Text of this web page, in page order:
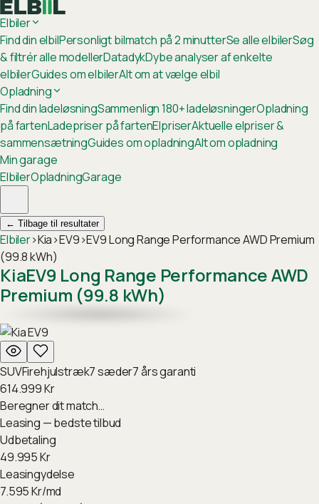
Elbiler
Find din elbilPersonligt bilmatch på 2 minutterSe alle elbilerSøg
& filtrér alle modellerDatadykDybe analyser af enkelte
elbilerGuides om elbilerAlt om at vælge elbil
Opladning
Find din ladeløsningSammenlign 180+ ladeløsningerOpladning
på fartenLadepriser på fartenElpriserAktuelle elpriser &
sammensætningGuides om opladningAlt om opladning
Min garage
ElbilerOpladningGarage
← Tilbage til resultater
Elbiler›Kia›EV9›EV9 Long Range Performance AWD Premium
(99.8 kWh)
KiaEV9 Long Range Performance AWD
Premium (99.8 kWh)
SUVFirehjulstræk7sæder7års garanti
614.999Kr
Beregner dit match…
Leasing — bedste tilbud
Udbetaling
49.995Kr
Leasingydelse
7.595Kr/md